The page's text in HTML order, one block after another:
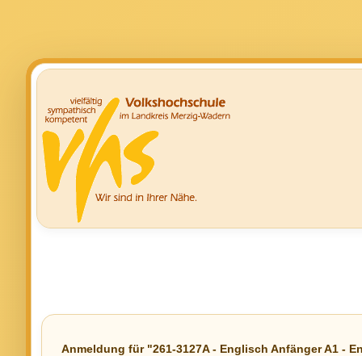
Anmeldung für "261-3127A - Englisch Anfänger A1 -